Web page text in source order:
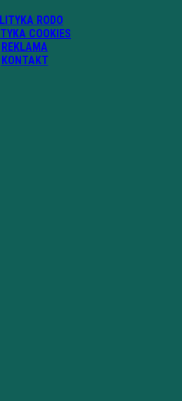
RODO
COOKIES
REKLAMA
KONTAKT